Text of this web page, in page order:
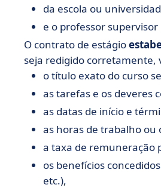
da escola ou
e o professor
O contrato de estágio
seja redigido corretamente,
o título exato do curso
as tarefas e os deveres
as datas de início e
as horas de trabalho
a taxa de remuneração
os benefícios
etc.),